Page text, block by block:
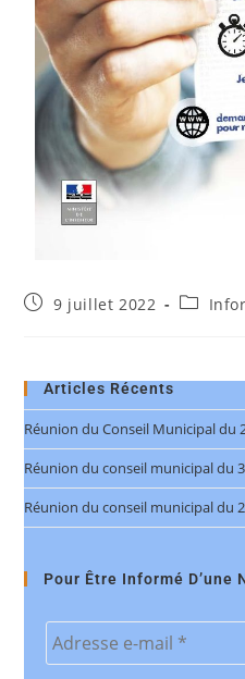
9 juillet 2022
Articles Récents
Réunion du Conseil Municipal du
Réunion du conseil municipal du
Réunion du conseil municipal du
Pour Être Informé